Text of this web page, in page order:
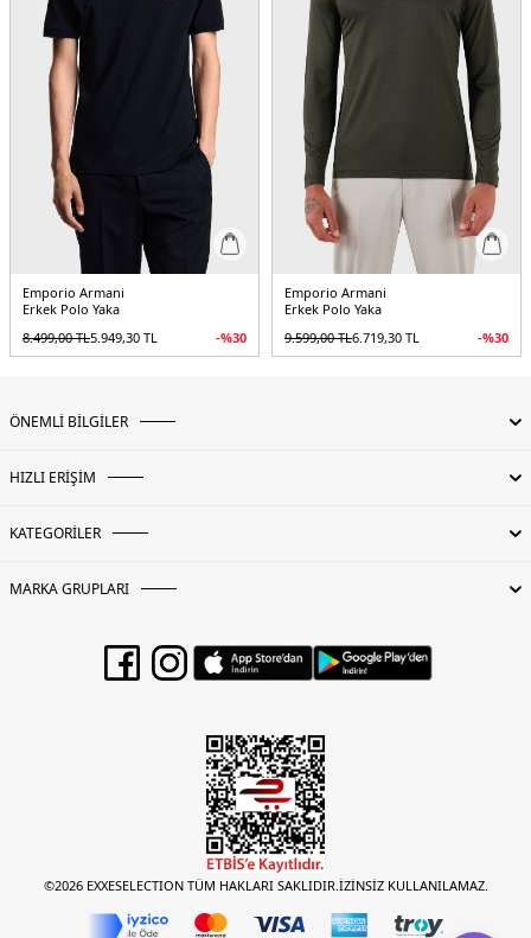
Emporio Armani
Erkek Polo Yaka
8.499,00TL5.949,30 TL -%30
Emporio Armani
Erkek Polo Yaka
9.599,00TL6.719,30 TL -%30
ÖNEMLİ BİLGİLER
HIZLI ERİŞİM
KATEGORİLER
MARKA GRUPLARI
©2026 EXXESELECTION TÜM HAKLARI SAKLIDIR.İZİNSİZ KULLANILAMAZ.